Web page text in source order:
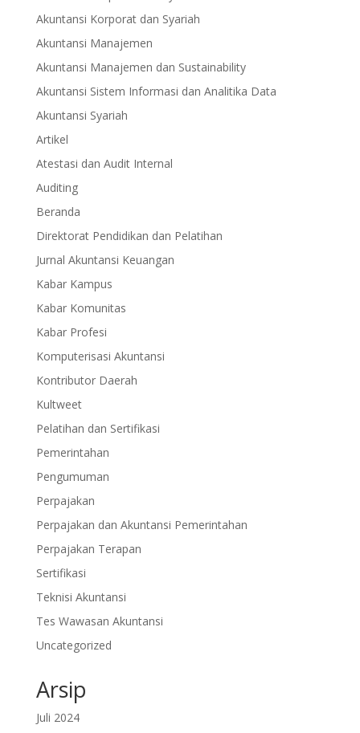
Akuntansi Korporat dan Syariah
Akuntansi Manajemen
Akuntansi Manajemen dan Sustainability
Akuntansi Sistem Informasi dan Analitika Data
Akuntansi Syariah
Artikel
Atestasi dan Audit Internal
Auditing
Beranda
Direktorat Pendidikan dan Pelatihan
Jurnal Akuntansi Keuangan
Kabar Kampus
Kabar Komunitas
Kabar Profesi
Komputerisasi Akuntansi
Kontributor Daerah
Kultweet
Pelatihan dan Sertifikasi
Pemerintahan
Pengumuman
Perpajakan
Perpajakan dan Akuntansi Pemerintahan
Perpajakan Terapan
Sertifikasi
Teknisi Akuntansi
Tes Wawasan Akuntansi
Uncategorized
Arsip
Juli 2024